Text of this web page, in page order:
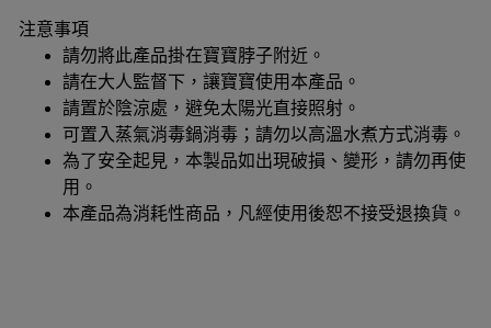
注意事項
請勿將此產品掛在寶寶脖子附近。
請在大人監督下，讓寶寶使用本產品。
請置於陰涼處，避免太陽光直接照射。
可置入蒸氣消毒鍋消毒；請勿以高溫水煮方式消毒。
為了安全起見，本製品如出現破損、變形，請勿再使
用。
本產品為消耗性商品，凡經使用後恕不接受退換貨。